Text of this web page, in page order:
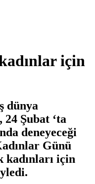
için
dünya
Şubat ‘ta
deneyeceği
Günü
kadınları için